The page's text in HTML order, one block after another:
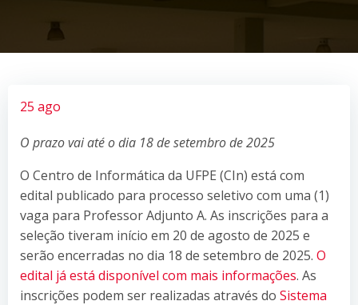
25 ago
O prazo vai até o dia 18 de setembro de 2025
O Centro de Informática da UFPE (CIn) está com
edital publicado para processo seletivo com uma (1)
vaga para Professor Adjunto A. As inscrições para a
seleção tiveram início em 20 de agosto de 2025 e
serão encerradas no dia 18 de setembro de 2025. O
edital já está disponível com mais informações. As
inscrições podem ser realizadas através do Sistema